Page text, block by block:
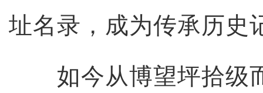
址名录，成为传承历史
如今从博望坪拾级